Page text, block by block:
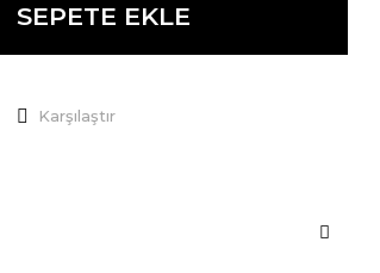
SEPETE EKLE
Karşılaştır